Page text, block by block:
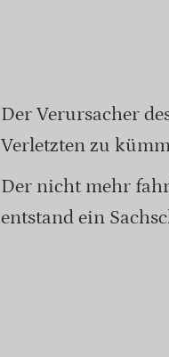
Der Verursacher
Verletzten zu
Der nicht mehr
entstand ein